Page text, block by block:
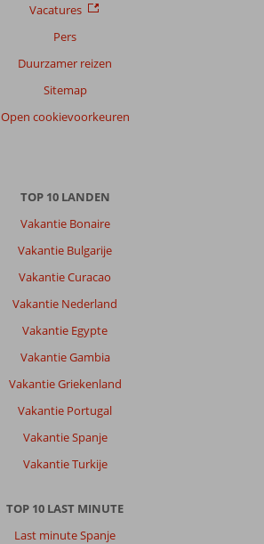
Vacatures
Pers
Duurzamer reizen
Sitemap
Open cookievoorkeuren
TOP 10 LANDEN
Vakantie Bonaire
Vakantie Bulgarije
Vakantie Curacao
Vakantie Nederland
Vakantie Egypte
Vakantie Gambia
Vakantie Griekenland
Vakantie Portugal
Vakantie Spanje
Vakantie Turkije
TOP 10 LAST MINUTE
Last minute Spanje